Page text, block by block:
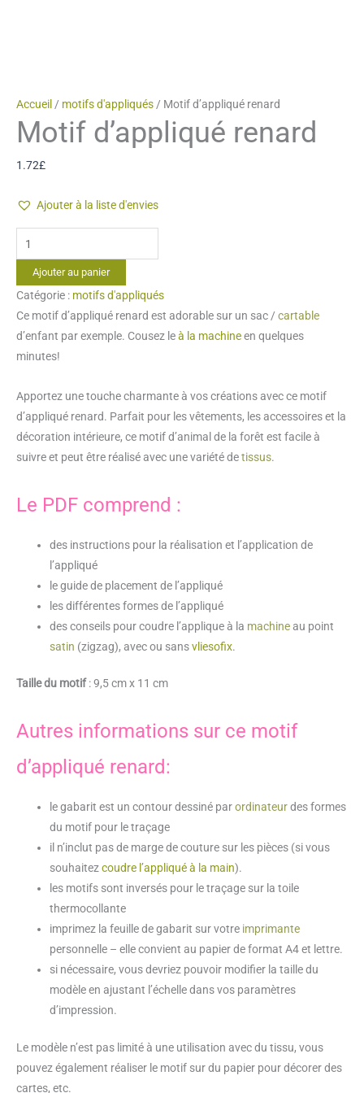
Accueil / motifs d'appliqués / Motif d’appliqué renard
Motif d’appliqué renard
1.72£
Ajouter à la liste d'envies
quantité
de
Motif
d'appliqué
renard
Ajouter au panier
Catégorie : motifs d'appliqués
Ce motif d’appliqué renard est adorable sur un sac / cartable
d’enfant par exemple. Cousez leà la machineen quelques
minutes!
Apportez une touche charmante à vos créations avec ce motif
d’appliqué renard. Parfait pour les vêtements, les accessoires et la
décoration intérieure, ce motif d’animal de la forêt est facile à
suivre et peut être réalisé avec une variété detissus.
Le PDF comprend :
des instructions pour la réalisation et l’application de
l’appliqué
le guide de placement de l’appliqué
les différentes formes de l’appliqué
des conseils pour coudre l’applique à la machineau point
satin (zigzag), avec ou sansvliesofix.
Taille du motif: 9,5 cm x 11 cm
Autres informations sur ce motif
d’appliqué renard:
le gabarit est un contour dessiné parordinateurdes formes
du motif pour le traçage
il n’inclut pas de marge de couture sur les pièces (si vous
souhaitezcoudre l’appliqué à la main).
les motifs sont inversés pour le traçage sur la toile
thermocollante
imprimez la feuille de gabarit sur votre imprimante
personnelle – elle convient au papier de format A4 et lettre.
si nécessaire, vous devriez pouvoir modifier la taille du
modèle en ajustant l’échelle dans vos paramètres
d’impression.
Le modèle n’est pas limité à une utilisation avec du tissu, vous
pouvez également réaliser le motif sur du papier pour décorer des
cartes, etc.